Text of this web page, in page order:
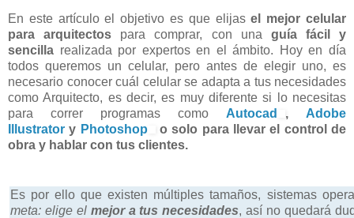
En este artículo el objetivo es que elijasel mejor celular
para arquitectos para comprar, con una guía fácil
y
sencilla realizada por expertos en el ámbito. Hoy en día
todos queremos un celular, pero antes de elegir uno, es
necesario conocer cuál celular se adapta a tus necesidades
como Arquitecto, es decir, es muy diferente si lo necesitas
para correr programas como Autocad , Adobe
Illustrator y Photoshop
o solo para llevar el control de
obra y hablar con tus clientes.
Es por ello que existen múltiples tamaños, sistemas
meta: elige el mejor a tus necesidades, así no quedará